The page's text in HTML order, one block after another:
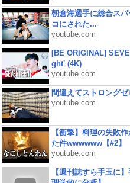
朝倉海選手に総合ス
コにされた...
youtube.com
[BE ORIGINAL]
ght' (4K)
youtube.com
間違えてストロングゼ
youtube.com
【衝撃】料理の失敗
た件wwwwww【#2】
youtube.com
【週刊誌すら手玉に